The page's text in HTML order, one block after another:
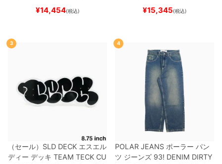
（トリック用）
ード スケボー
¥14,454(税込) ¥15,345(税込)
3
（セール） SLD DECK エスエル
ディー デッキ TEAM TECK CU
4
POLAR JEANS ポーラー パン
ツ ジーンズ 93! DENIM DIRTY